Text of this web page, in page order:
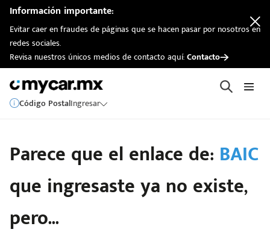
Información importante:
Evitar caer en fraudes de páginas que se hacen pasar por nosotros en
redes sociales.
Revisa nuestros únicos medios de contacto aquí:Contacto
Código PostalIngresar
Parece que el enlace de: BAIC
que ingresaste ya no existe,
pero...